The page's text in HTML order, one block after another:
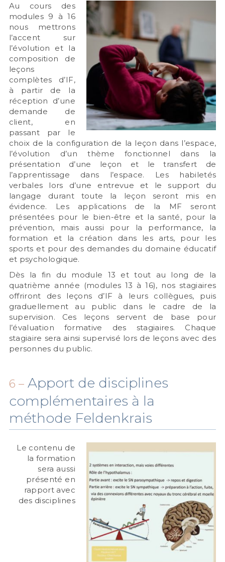
Au cours des
modules 9 à 16
nous mettrons
l’accent sur
l’évolution et la
composition de
leçons
complètes d’IF,
à partir de la
réception d’une
demande de
client, en
passant par le
choix de la configuration de la leçon dans l’espace,
l’évolution d’un thème fonctionnel dans la
présentation d’une leçon et le transfert de
l’apprentissage dans l’espace. Les habiletés
verbales lors d’une entrevue et le support du
langage durant toute la leçon seront mis en
évidence. Les applications de la MF seront
présentées pour le bien-être et la santé, pour la
prévention, mais aussi pour la performance, la
formation et la création dans les arts, pour les
sports et pour des demandes du domaine éducatif
et psychologique.
Dès la fin du module 13 et tout au long de la
quatrième année (modules 13 à 16), nos stagiaires
offriront des leçons d’IF à leurs collègues, puis
graduellement au public dans le cadre de la
supervision. Ces leçons servent de base pour
l’évaluation formative des stagiaires. Chaque
stagiaire sera ainsi supervisé lors de leçons avec des
personnes du public.
6 –Apport de disciplines
complémentaires à la
méthode Feldenkrais
Le contenu de
la formation
sera aussi
présenté en
rapport avec
des disciplines